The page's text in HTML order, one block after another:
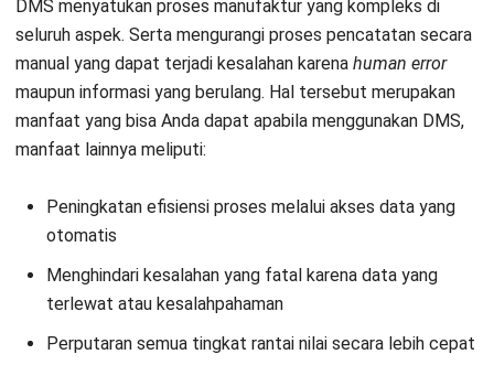
Mulai Konsultasi
Coba Gratis
seluruh sistem yang terpisah, sehingga mampu
berkesinambungan dengan sistem lainnya. DMS yang sudah
berbasis komputasicloud , memudahkan Anda dalam
melakukan aktivitas produksi secara otomatis tanpa ada
campur tangan manusia secara manual.
Kesimpulan
Digital manufacturing system
manufaktur yang berbasis pada teknologi digital. Revolusi
industri 4.0 mengubah seluruh proses perusahaan
menyebarluaskan produk mereka dengan teknologi terkini.